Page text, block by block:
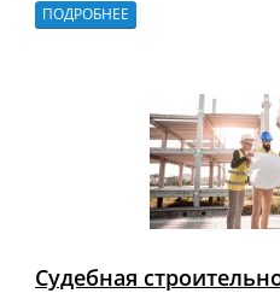
ПОДРОБНЕЕ
Судебная